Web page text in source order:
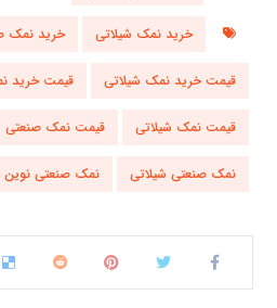
خرید نمک شیلاتی خرید نمک
قیمت خرید نمک شیلاتی قیمت خرید
قیمت نمک شیلاتی قیمت نمک صنعتی
نمک صنعتی شیلاتی نمک صنعتی